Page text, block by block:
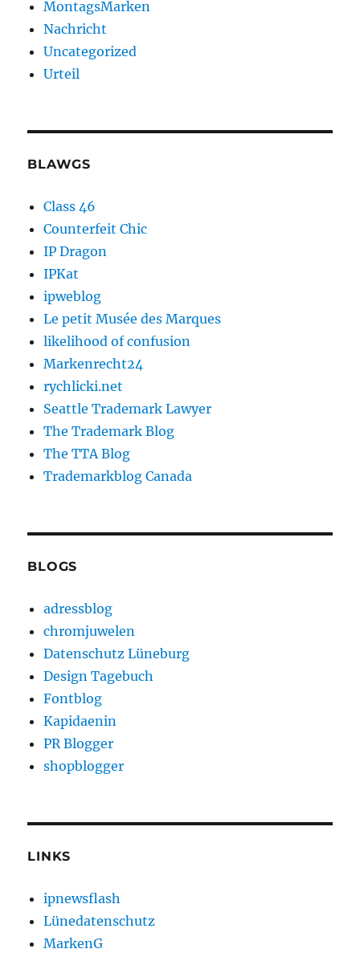
MontagsMarken
Nachricht
Uncategorized
Urteil
BLAWGS
Class 46
Counterfeit Chic
IP Dragon
IPKat
ipweblog
Le petit Musée des Marques
likelihood of confusion
Markenrecht24
rychlicki.net
Seattle Trademark Lawyer
The Trademark Blog
The TTA Blog
Trademarkblog Canada
BLOGS
adressblog
chromjuwelen
Datenschutz Lüneburg
Design Tagebuch
Fontblog
Kapidaenin
PR Blogger
shopblogger
LINKS
ipnewsflash
Lünedatenschutz
MarkenG